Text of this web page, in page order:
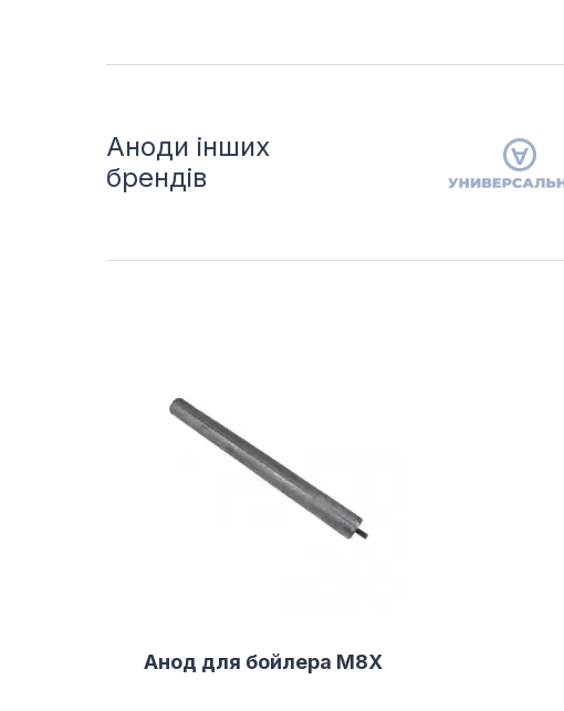
Аноди інших
брендів
Анод для бойлера M8X